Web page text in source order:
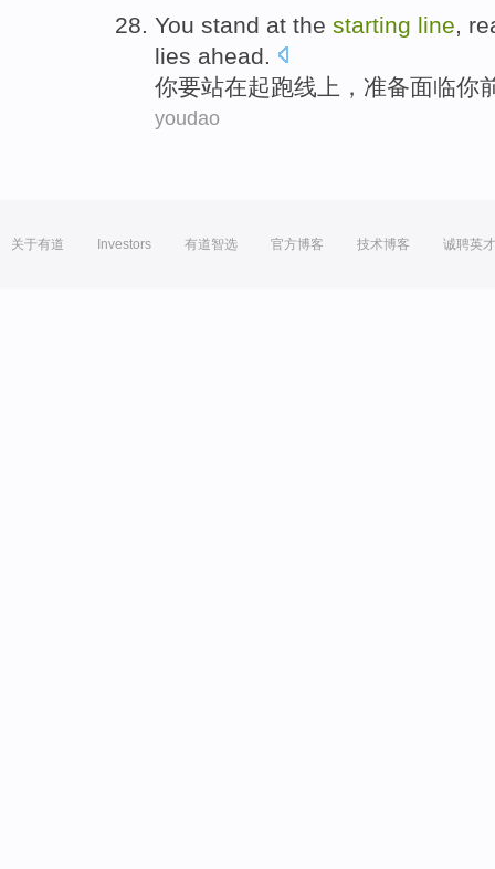
You stand at the starting line
lies ahead
你要站在起跑线 上， 准备面临你
youdao
关于有道 Investors 有道智选 官方博客 技术博客 诚聘英才